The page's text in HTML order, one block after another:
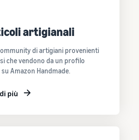
artigianali
di artigiani provenienti
che vendono da un profilo
Amazon Handmade.
più